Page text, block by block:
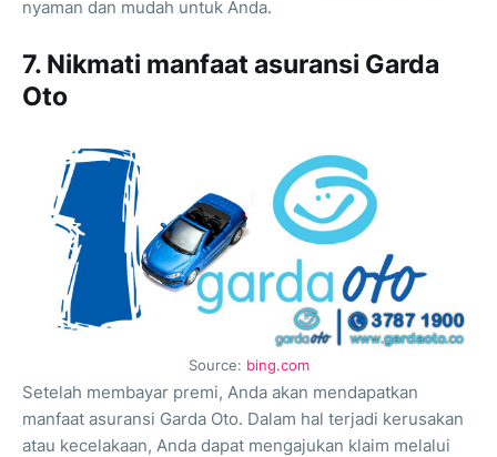
nyaman dan mudah untuk Anda.
7. Nikmati manfaat asuransi Garda
Oto
Source: bing.com
Setelah membayar premi, Anda akan mendapatkan
manfaat asuransi Garda Oto. Dalam hal terjadi kerusakan
atau kecelakaan, Anda dapat mengajukan klaim melalui